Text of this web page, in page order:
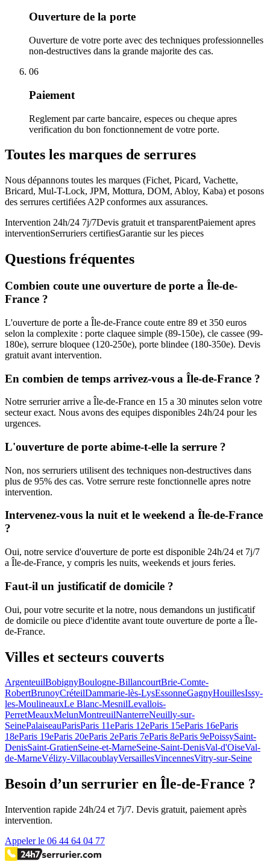
Ouverture de la porte
Ouverture de votre porte avec des techniques professionnelles
non-destructives dans la grande majorite des cas.
06
Paiement
Reglement par carte bancaire, especes ou cheque apres
verification du bon fonctionnement de votre porte.
Toutes les marques de serrures
Nous dépannons toutes les marques (Fichet, Picard, Vachette,
Bricard, Mul-T-Lock, JPM, Mottura, DOM, Abloy, Kaba) et posons
des serrures certifiées A2P conformes aux assurances.
Intervention 24h/24 7j/7Devis gratuit et transparentPaiement apres
interventionSerruriers certifiesGarantie sur les pieces
Questions fréquentes
Combien coute une ouverture de porte a Île-de-
France ?
L'ouverture de porte a Île-de-France coute entre 89 et 350 euros
selon la complexite : porte claquee simple (89-150e), cle cassee (99-
180e), serrure bloquee (120-250e), porte blindee (180-350e). Devis
gratuit avant intervention.
En combien de temps arrivez-vous a Île-de-France ?
Notre serrurier arrive a Île-de-France en 15 a 30 minutes selon votre
secteur exact. Nous avons des equipes disponibles 24h/24 pour les
urgences.
L'ouverture de porte abime-t-elle la serrure ?
Non, nos serruriers utilisent des techniques non-destructives dans
plus de 95% des cas. Votre serrure reste fonctionnelle apres notre
intervention.
Intervenez-vous la nuit et le weekend a Île-de-France
?
Oui, notre service d'ouverture de porte est disponible 24h/24 et 7j/7
a Île-de-France, y compris les nuits, weekends et jours feries.
Faut-il un justificatif de domicile ?
Oui, pour votre securite et la notre, nous demandons un justificatif
de domicile ou piece d'identite avant toute ouverture de porte a Île-
de-France.
Villes et secteurs couverts
ArgenteuilBobignyBoulogne-BillancourtBrie-Comte-
RobertBrunoyCréteilDammarie-lès-LysEssonneGagnyHouillesIssy-
les-MoulineauxLe Blanc-MesnilLevallois-
PerretMeauxMelunMontreuilNanterreNeuilly-sur-
SeinePalaiseauParisParis 11eParis 12eParis 15eParis 16eParis
18eParis 19eParis 20eParis 2eParis 7eParis 8eParis 9ePoissySaint-
DenisSaint-GratienSeine-et-MarneSeine-Saint-DenisVal-d'OiseVal-
de-MarneVélizy-VillacoublayVersaillesVincennesVitry-sur-Seine
Besoin d’un serrurier en Île-de-France ?
Intervention rapide 24h/24 et 7j/7. Devis gratuit, paiement après
intervention.
Appeler le 06 44 64 04 77